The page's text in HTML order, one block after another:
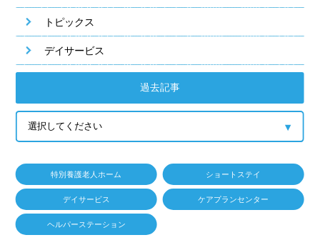
トピックス
デイサービス
過去記事
特別養護老人ホーム ショートステイ
デイサービス ケアプランセンター
ヘルパーステーション